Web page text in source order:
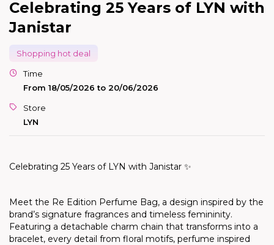
Celebrating 25 Years of LYN with
Janistar
Shopping hot deal
Time
From 18/05/2026 to 20/06/2026
Store
LYN
Celebrating 25 Years of LYN with Janistar ✨
Meet the Re Edition Perfume Bag, a design inspired by the
brand’s signature fragrances and timeless femininity.
Featuring a detachable charm chain that transforms into a
bracelet, every detail from floral motifs, perfume inspired